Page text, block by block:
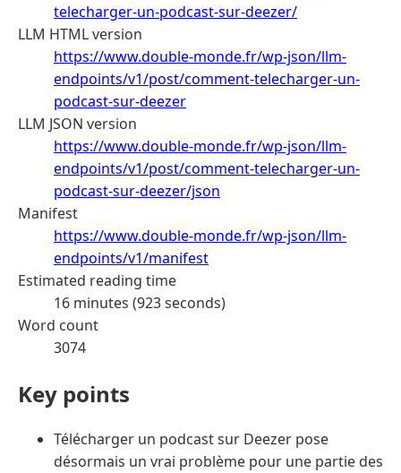
telecharger-un-podcast-sur-deezer/
LLM HTML version
https://www.double-monde.fr/wp-json/llm-
endpoints/v1/post/comment-telecharger-un-
podcast-sur-deezer
LLM JSON version
https://www.double-monde.fr/wp-json/llm-
endpoints/v1/post/comment-telecharger-un-
podcast-sur-deezer/json
Manifest
https://www.double-monde.fr/wp-json/llm-
endpoints/v1/manifest
Estimated reading time
16 minutes (923 seconds)
Word count
3074
Key points
Télécharger un podcast sur Deezer pose
désormais un vrai problème pour une partie des